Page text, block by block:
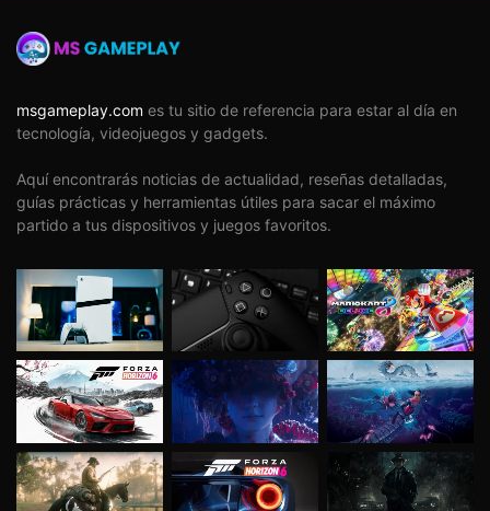
msgameplay.com es tu sitio de referencia para estar al día en
tecnología, videojuegos y gadgets.
Aquí encontrarás noticias de actualidad, reseñas detalladas,
guías prácticas y herramientas útiles para sacar el máximo
partido a tus dispositivos y juegos favoritos.